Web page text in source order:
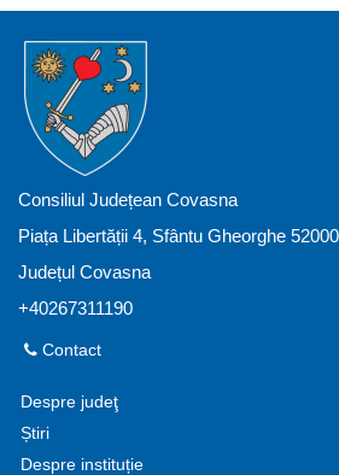
Consiliul Județean Covasna
Piața Libertății 4, Sfântu Gheorghe
Județul Covasna
+40267311190
Contact
Despre judeţ
Știri
Despre instituție